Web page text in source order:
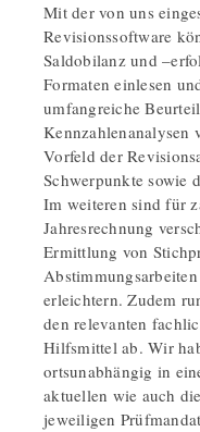
Mit der von uns
Revisionssoftware
Saldobilanz und
Formaten einlesen
umfangreiche
Kennzahlenanalysen
Vorfeld der
Schwerpunkte sowie
Im weiteren sind für
Jahresrechnung
Ermittlung von
erleichtern. Zudem
den relevanten
Hilfsmittel ab. Wir
ortsunabhängig in
aktuellen wie auch
jeweiligen